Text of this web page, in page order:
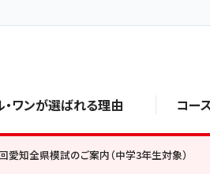
・ワンが選ばれる理由 コー
愛知全県模試のご案内（中学3年生対象）